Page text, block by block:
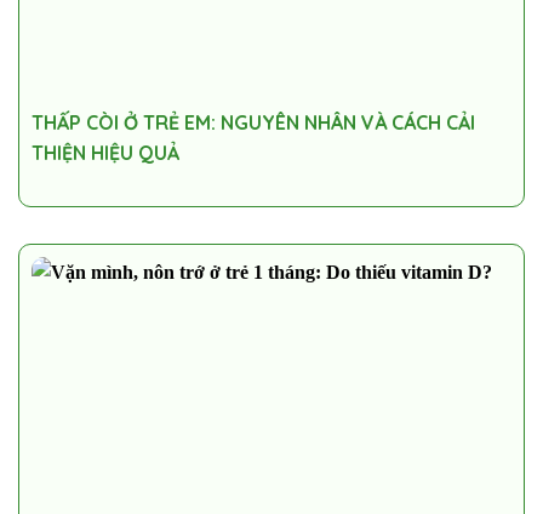
THẤP CÒI Ở TRẺ EM: NGUYÊN NHÂN VÀ CÁCH CẢI
THIỆN HIỆU QUẢ